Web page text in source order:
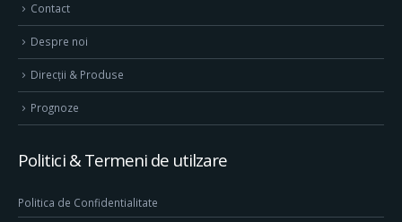
Contact
Despre noi
Direcţii & Produse
Prognoze
Politici & Termeni de utilzare
Politica de Confidentialitate